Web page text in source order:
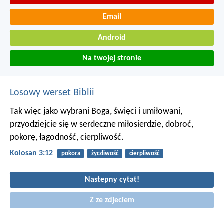
Email
Android
Na twojej stronie
Losowy werset Biblii
Tak więc jako wybrani Boga, święci i umiłowani,
przyodziejcie się w serdeczne miłosierdzie, dobroć,
pokorę, łagodność, cierpliwość.
Kolosan 3:12 pokora życzliwość cierpliwość
Nastepny cytat!
Z ze zdjeciem